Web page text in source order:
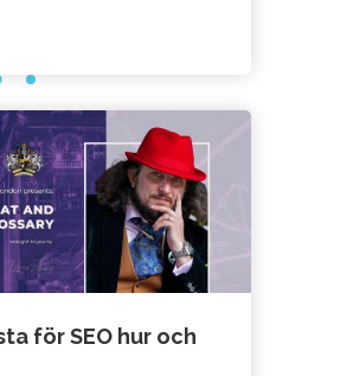
för SEO hur och